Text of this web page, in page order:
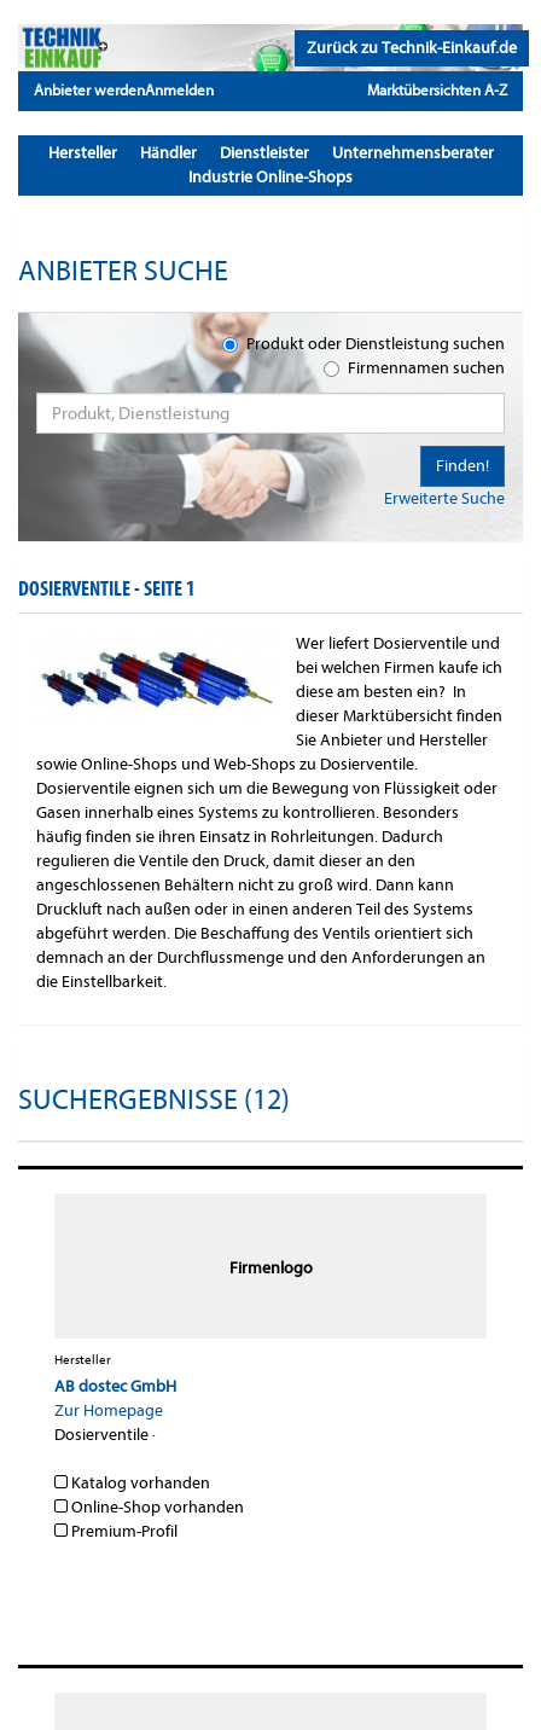
Zurück zu Technik-Einkauf.de
Anbieter werdenAnmelden Marktübersichten A-Z
Hersteller Händler Dienstleister
Unternehmensberater
Industrie Online-Shops
ANBIETER SUCHE
Produkt oder Dienstleistung suchen
Firmennamen suchen
Erweiterte Suche
Finden!
DOSIERVENTILE -SEITE 1
Wer liefert Dosierventile und
bei welchen Firmen kaufe ich
diese am besten ein? In
dieser Marktübersicht finden
Sie Anbieter und Hersteller
sowie Online-Shops und Web-Shops zu Dosierventile.
Dosierventile eignen sich um die Bewegung von Flüssigkeit oder
Gasen innerhalb eines Systems zu kontrollieren. Besonders
häufig finden sie ihren Einsatz in Rohrleitungen. Dadurch
regulieren die Ventile den Druck, damit dieser an den
angeschlossenen Behältern nicht zu groß wird. Dann kann
Druckluft nach außen oder in einen anderen Teil des Systems
abgeführt werden. Die Beschaffung des Ventils orientiert sich
demnach an der Durchflussmenge und den Anforderungen an
die Einstellbarkeit.
SUCHERGEBNISSE (12)
Firmenlogo
Hersteller
AB dostec GmbH
Zur Homepage
Dosierventile·
Katalog vorhanden
Online-Shop vorhanden
Premium-Profil